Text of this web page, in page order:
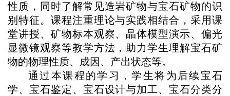
性质，同时了解常见造岩矿物与宝石矿物的识
别特征。课程注重理论与实践相结合，采用课
堂讲授、矿物标本观察、晶体模型演示、偏光
显微镜观察等教学方法，助力学生理解宝石矿
物的物理性质、成因、产出状态等。
通过本课程的学习，学生将为后续宝石
学、宝石鉴定、宝石设计与加工、宝石分类分